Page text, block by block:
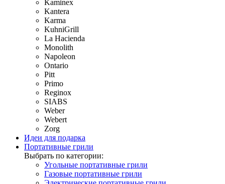
Kaminex
Kantera
Karma
KuhniGrill
La Hacienda
Monolith
Napoleon
Ontario
Pitt
Primo
Reginox
SIABS
Weber
Webert
Zorg
Идеи для подарка
Портативные грили
Выбрать по категории:
Угольные портативные грили
Газовые портативные грили